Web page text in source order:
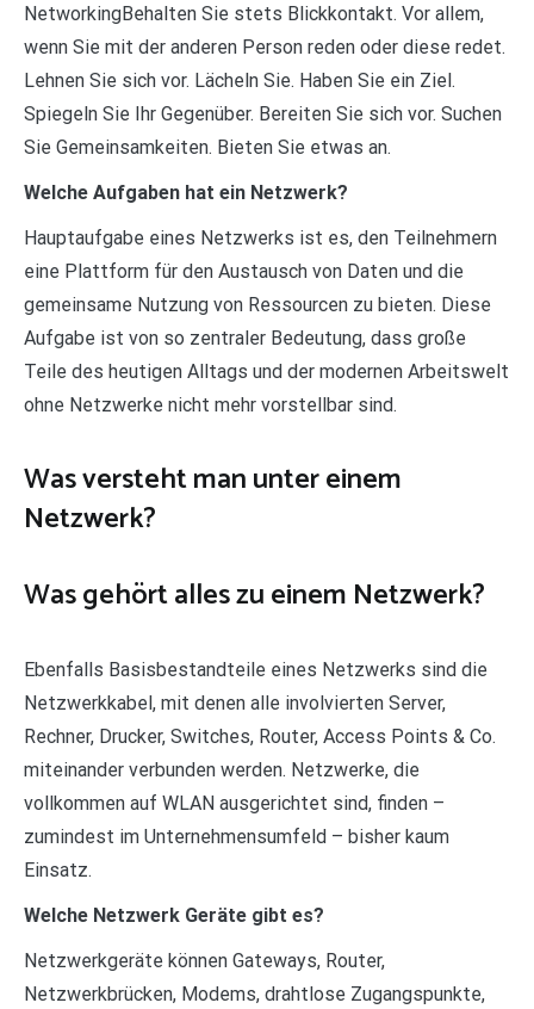
NetworkingBehalten Sie stets Blickkontakt. Vor allem,
wenn Sie mit der anderen Person reden oder diese redet.
Lehnen Sie sich vor. Lächeln Sie. Haben Sie ein Ziel.
Spiegeln Sie Ihr Gegenüber. Bereiten Sie sich vor. Suchen
Sie Gemeinsamkeiten. Bieten Sie etwas an.
Welche Aufgaben hat ein Netzwerk?
Hauptaufgabe eines Netzwerks ist es, den Teilnehmern
eine Plattform für den Austausch von Daten und die
gemeinsame Nutzung von Ressourcen zu bieten. Diese
Aufgabe ist von so zentraler Bedeutung, dass große
Teile des heutigen Alltags und der modernen Arbeitswelt
ohne Netzwerke nicht mehr vorstellbar sind.
Was versteht man unter einem
Netzwerk?
Was gehört alles zu einem Netzwerk?
Ebenfalls Basisbestandteile eines Netzwerks sind die
Netzwerkkabel, mit denen alle involvierten Server,
Rechner, Drucker, Switches, Router, Access Points & Co.
miteinander verbunden werden. Netzwerke, die
vollkommen auf WLAN ausgerichtet sind, finden –
zumindest im Unternehmensumfeld – bisher kaum
Einsatz.
Welche Netzwerk Geräte gibt es?
Netzwerkgeräte können Gateways, Router,
Netzwerkbrücken, Modems, drahtlose Zugangspunkte,